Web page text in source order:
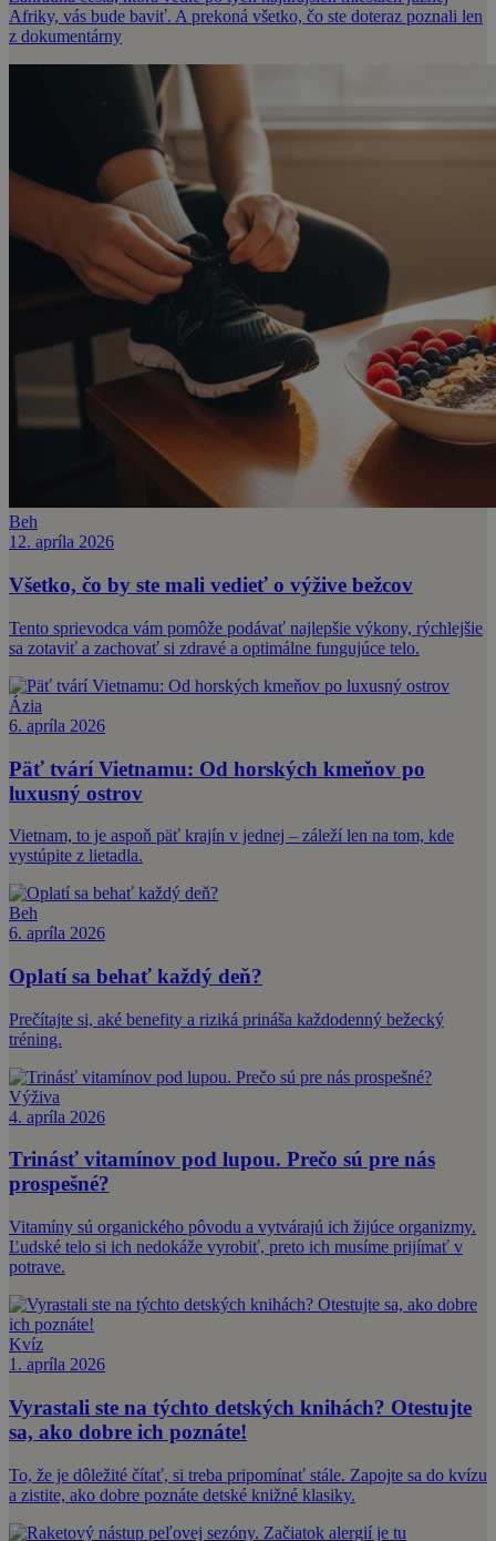
Afriky, vás bude baviť. A prekoná všetko, čo ste doteraz poznali len
z dokumentárny
Beh
12. apríla 2026
Všetko, čo by ste mali vedieť o výžive bežcov
Tento sprievodca vám pomôže podávať najlepšie výkony, rýchlejšie
sa zotaviť a zachovať si zdravé a optimálne fungujúce telo.
Ázia
6. apríla 2026
Päť tvárí Vietnamu: Od horských kmeňov po
luxusný ostrov
Vietnam, to je aspoň päť krajín v jednej – záleží len na tom, kde
vystúpite z lietadla.
Beh
6. apríla 2026
Oplatí sa behať každý deň?
Prečítajte si, aké benefity a riziká prináša každodenný bežecký
tréning.
Výživa
4. apríla 2026
Trinásť vitamínov pod lupou. Prečo sú pre nás
prospešné?
Vitamíny sú organického pôvodu a vytvárajú ich žijúce organizmy.
Ľudské telo si ich nedokáže vyrobiť, preto ich musíme prijímať v
potrave.
Kvíz
1. apríla 2026
Vyrastali ste na týchto detských knihách? Otestujte
sa, ako dobre ich poznáte!
To, že je dôležité čítať, si treba pripomínať stále. Zapojte sa do kvízu
a zistite, ako dobre poznáte detské knižné klasiky.